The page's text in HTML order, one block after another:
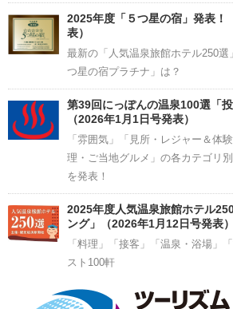
2025年度「５つ星の宿」発表！
表）
最新の「人気温泉旅館ホテル250選
つ星の宿プラチナ」は？
第39回にっぽんの温泉100選「
（2026年1月1日号発表）
「雰囲気」「見所・レジャー＆体
理・ご当地グルメ」の各カテゴリ
を発表！
2025年度人気温泉旅館ホテル
ング」（2026年1月12日号発表）
「料理」「接客」「温泉・浴場」
スト100軒